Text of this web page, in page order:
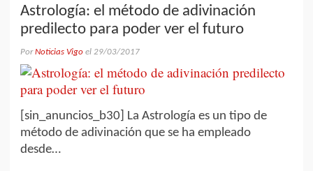
Astrología: el método de adivinación
predilecto para poder ver el futuro
PorNoticias Vigo el 29/03/2017
[sin_anuncios_b30] La Astrología es un tipo de
método de adivinación que se ha empleado
desde…